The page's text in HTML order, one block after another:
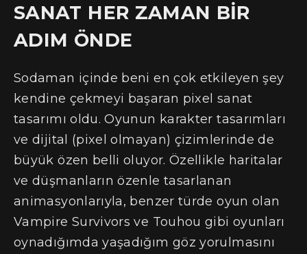
SANAT HER ZAMAN BİR
ADIM ÖNDE
Sodaman içinde beni en çok etkileyen şey
kendine çekmeyi başaran pixel sanat
tasarımı oldu. Oyunun karakter tasarımları
ve dijital (pixel olmayan) çizimlerinde de
büyük özen belli oluyor. Özellikle haritalar
ve düşmanların özenle tasarlanan
animasyonlarıyla, benzer türde oyun olan
Vampire Survivors ve Touhou gibi oyunları
oynadığımda yaşadığım göz yorulmasını